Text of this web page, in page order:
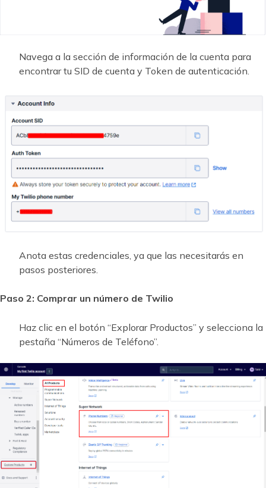
Navega a la sección de información de la cuenta para
encontrar tu SID de cuenta y Token de autenticación.
Anota estas credenciales, ya que las necesitarás en
pasos posteriores.
Paso 2: Comprar un número de Twilio
Haz clic en el botón “Explorar Productos” y selecciona la
pestaña “Números de Teléfono”.